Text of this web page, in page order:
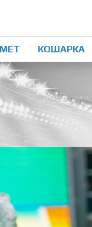
КОШАРКА